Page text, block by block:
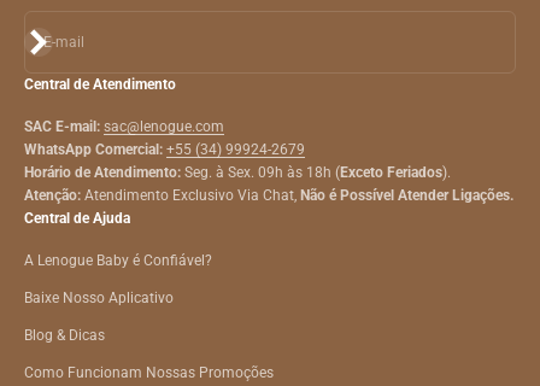
E-mail
Assinar
Central de Atendimento
SAC E-mail: sac@lenogue.com
WhatsApp Comercial: +55 (34) 99924-2679
Horário de Atendimento: Seg. à Sex. 09h às 18h (Exceto Feriados).
Atenção: Atendimento Exclusivo Via Chat, Não é Possível Atender Ligações.
Central de Ajuda
A Lenogue Baby é Confiável?
Baixe Nosso Aplicativo
Blog & Dicas
Como Funcionam Nossas Promoções